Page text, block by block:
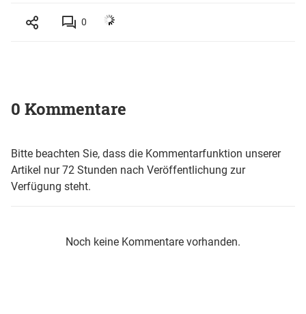
0
0 Kommentare
Bitte beachten Sie, dass die Kommentarfunktion unserer
Artikel nur 72 Stunden nach Veröffentlichung zur
Verfügung steht.
Noch keine Kommentare vorhanden.